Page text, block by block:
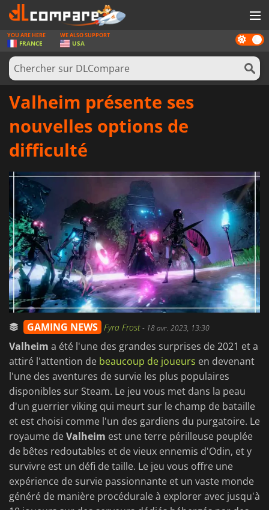
JEUX
CARTES PRÉPAYÉES
LOGICIELS
SE CONNECTER OU S'INSCRIRE
Dark
mode
YOU ARE HERE
FRANCE
WE ALSO SUPPORT
USA
Valheim présente ses
nouvelles options de
difficulté
GAMING NEWS Fyra Frost- 18 avr. 2023, 13:30
Valheim a été l'une des grandes surprises de 2021 et a
attiré l'attention de beaucoup de joueurs en devenant
l'une des aventures de survie les plus populaires
disponibles sur Steam. Le jeu vous met dans la peau
d'un guerrier viking qui meurt sur le champ de bataille
et est choisi comme l'un des gardiens du purgatoire. Le
royaume deValheim est une terre périlleuse peuplée
de bêtes redoutables et de vieux ennemis d'Odin, et y
survivre est un défi de taille. Le jeu vous offre une
expérience de survie passionnante et un vaste monde
généré de manière procédurale à explorer avec jusqu'à